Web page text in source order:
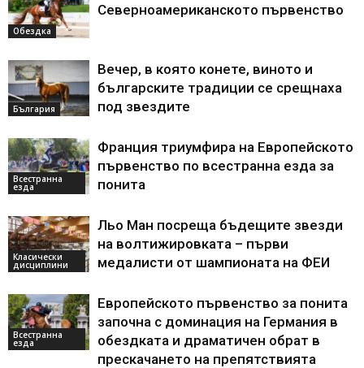
Обездка
Северноамериканското първенство
България
Вечер, в която конете, виното и
българските традиции се срещнаха
под звездите
Всестранна
езда
Франция триумфира на Европейското
първенство по всестранна езда за
понита
Класически
дисциплини
Льо Ман посреща бъдещите звезди
на волтижировката – първи
медалисти от шампионата на ФЕИ
Всестранна
езда
Европейското първенство за понита
започна с доминация на Германия в
обездката и драматичен обрат в
прескачането на препятствията